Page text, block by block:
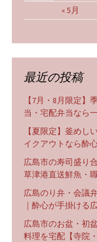
« 5月
最近の投稿
【7月・8月限定
当・宅配弁当なら
【夏限定】釜めし
イクアウトなら酔
広島市の寿司盛り
草津港直送鮮魚・
広島のり弁・会議
｜酔心が手掛ける
広島市のお盆・初
料理を宅配【寺院